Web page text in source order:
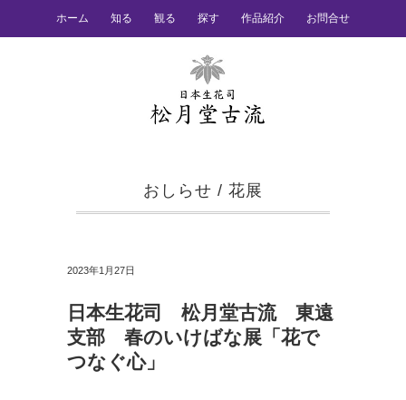
ホーム 知る 観る 探す 作品紹介 お問合せ
おしらせ / 花展
2023年1月27日
日本生花司 松月堂古流 東遠
支部 春のいけばな展「花で
つなぐ心」